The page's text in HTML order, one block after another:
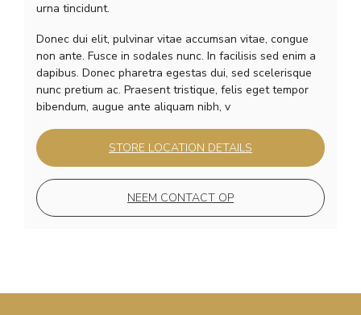
urna tincidunt.
Donec dui elit, pulvinar vitae accumsan vitae, congue
non ante. Fusce in sodales nunc. In facilisis sed enim a
dapibus. Donec pharetra egestas dui, sed scelerisque
nunc pretium ac. Praesent tristique, felis eget tempor
bibendum, augue ante aliquam nibh, v
STORE LOCATION DETAILS
NEEM CONTACT OP